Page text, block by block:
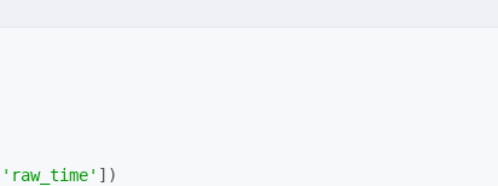
'raw_time' ])